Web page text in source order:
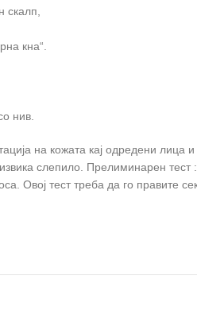
скалп,
кна“.
нив.
на кожата кај одредени
слепило. Прелиминарен
Овој тест треба да го правите